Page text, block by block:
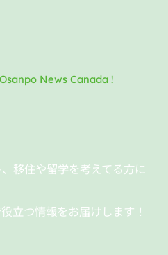
News Canada !
移住や留学を考えてる方に
立つ情報をお届けします！